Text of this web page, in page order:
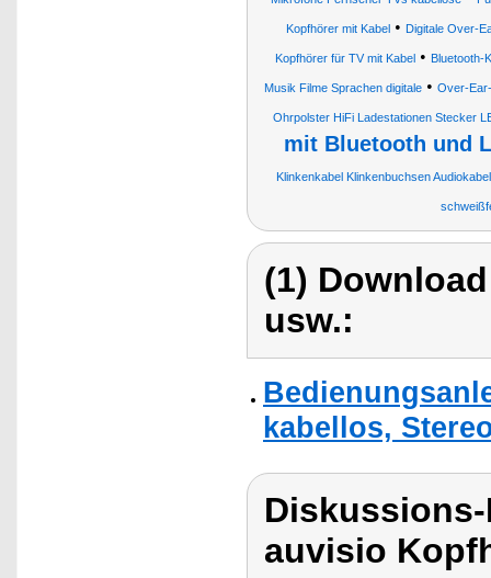
Kopfhörer mit Kabel • Digitale Over-
Kopfhörer für TV mit Kabel• Bluetooth-
Musik Filme Sprachen digitale • Over-
Ohrpolster HiFi Ladestationen Stecker
mit Bluetooth und
Klinkenkabel Klinkenbuchsen
(1)
usw.:
kabellos,
auvisio